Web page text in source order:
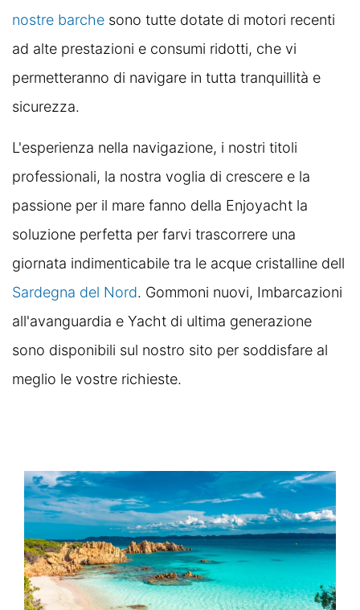
nostre barche sono tutte dotate di motori recenti
ad alte prestazioni e consumi ridotti, che vi
permetteranno di navigare in tutta tranquillità e
sicurezza.
L'esperienza nella navigazione, i nostri titoli
professionali, la nostra voglia di crescere e la
passione per il mare fanno della Enjoyacht la
soluzione perfetta per farvi trascorrere una
giornata indimenticabile tra le acque cristalline dell
Sardegna del Nord. Gommoni nuovi, Imbarcazioni
all'avanguardia e Yacht di ultima generazione
sono disponibili sul nostro sito per soddisfare al
meglio le vostre richieste.